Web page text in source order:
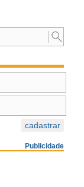
Publicidade